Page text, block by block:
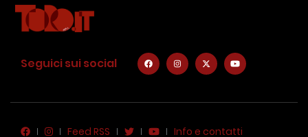
Seguici sui social
Feed RSS Info e contatti